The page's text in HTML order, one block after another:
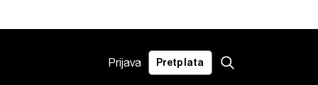
Prijava Pretplata